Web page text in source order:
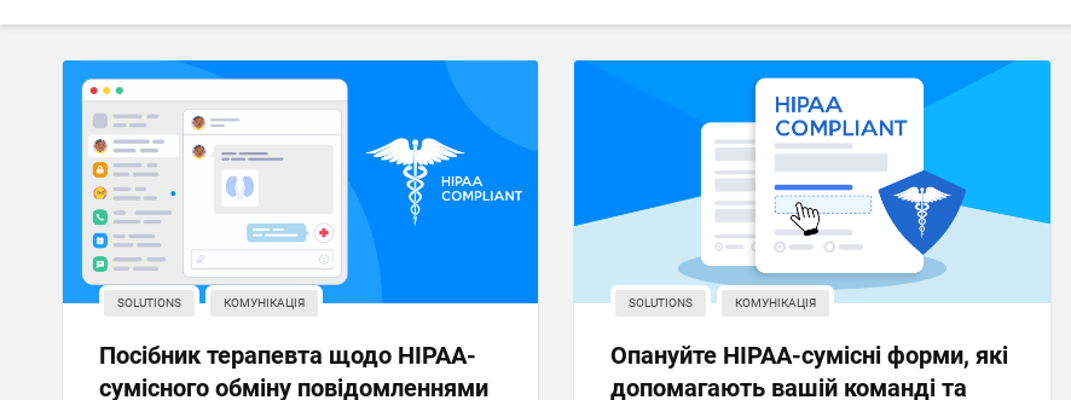
SOLUTIONS КОМУНІКАЦІЯ
Посібник терапевта щодо HIPAA-
сумісного обміну повідомленнями
SOLUTIONS КОМУНІКАЦІЯ
Опануйте HIPAA-сумісні форми, які
допомагають вашій команді та